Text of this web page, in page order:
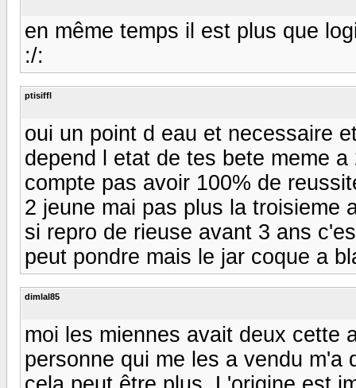
en même temps il est plus que
:/:
ptisiffl
oui un point d eau et necessaire
depend l etat de tes bete meme
compte pas avoir 100% de
2 jeune mai pas plus la troisieme
si repro de rieuse avant 3 ans
peut pondre mais le jar coque a
dimlal85
moi les miennes avait deux cette
personne qui me les a vendu m'a